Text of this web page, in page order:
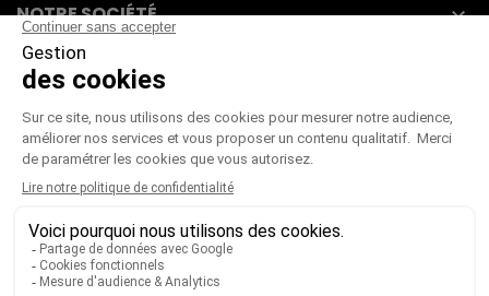
NOTRE SOCIÉTÉ 
VOTRE COMPTE
CGV|CGU |Mentions légales
Paiement sécurisé
Télécharger notre catalogue